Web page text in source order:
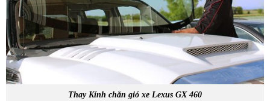
Thay Kính chắn gió xe Lexus GX 460